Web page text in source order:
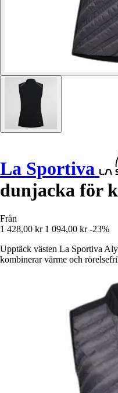
La Sportiva
dunjacka för
Från
1 428,00 kr 1 094,00 kr -23%
Upptäck västen La Sportiva
kombinerar värme och